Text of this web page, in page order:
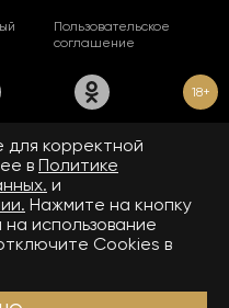
Пользовательское
соглашение
18+
технологии. Подробнее
технологий.
«www.matchtv.ru»
в сфере связи,
(Роскомнадзор).
информации ЭЛ № ФС 77 - 72390
«www.matchtv.ru»: ООО
редактор СМИ сетевого издания
корректной
в Политике
и
Нажмите на кнопку
использование
Cookies в